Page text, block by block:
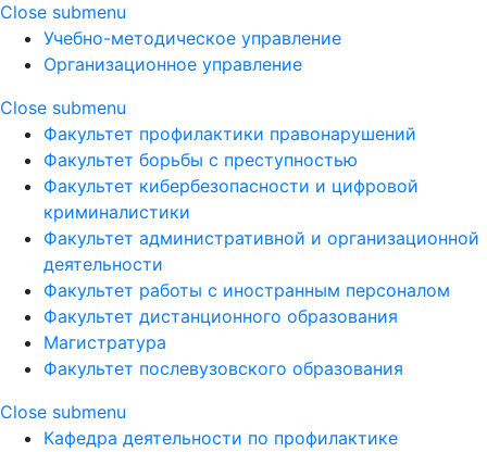
Close submenu
Учебно-методическое управление
Организационное управление
Close submenu
Факультет профилактики правонарушений
Факультет борьбы с преступностью
Факультет кибербезопасности и цифровой
криминалистики
Факультет административной и организационной
деятельности
Факультет работы с иностранным персоналом
Факультет дистанционного образования
Магистратура
Факультет послевузовского образования
Close submenu
Кафедра деятельности по профилактике